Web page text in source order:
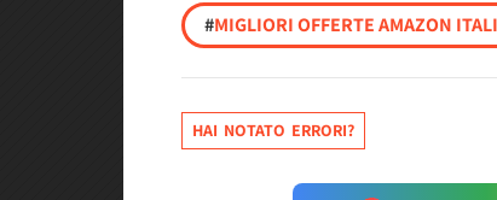
#MIGLIORI OFFERTE AMAZON
HAI NOTATO ERRORI?